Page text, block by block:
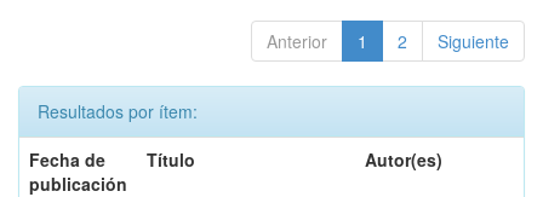
Anterior 1 2 Siguiente
Resultados por ítem:
Fecha de
publicación
Título Autor(es)